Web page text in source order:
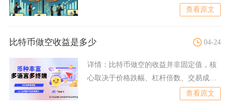
查看原文
比特币做空收益是多少 04-24
详情： 比特币做空的收益并非固定值，核
心取决于价格跌幅、杠杆倍数、交易成本
查看原文